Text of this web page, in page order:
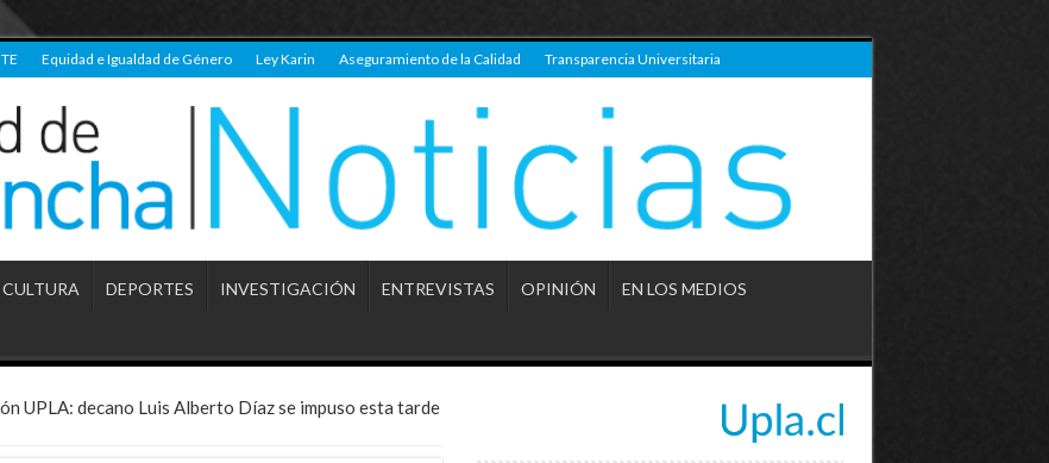
Equidad e Igualdad de Género Ley Karin Aseguramiento de la Calidad Transparencia Universitaria
CULTURA DEPORTES INVESTIGACIÓN ENTREVISTAS OPINIÓN EN LOS MEDIOS
UPLA: decano Luis Alberto Díaz se impuso esta tarde